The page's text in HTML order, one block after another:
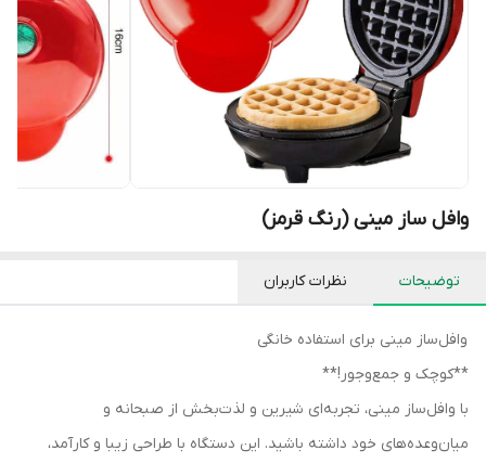
وافل ساز مینی (رنگ قرمز)
توضیحات نظرات کاربران
وافل‌ساز مینی برای استفاده خانگی
**کوچک و جمع‌وجور!**
با وافل‌ساز مینی، تجربه‌ای شیرین و لذت‌بخش از صبحانه و
میان‌وعده‌های خود داشته باشید. این دستگاه با طراحی زیبا و کارآمد،